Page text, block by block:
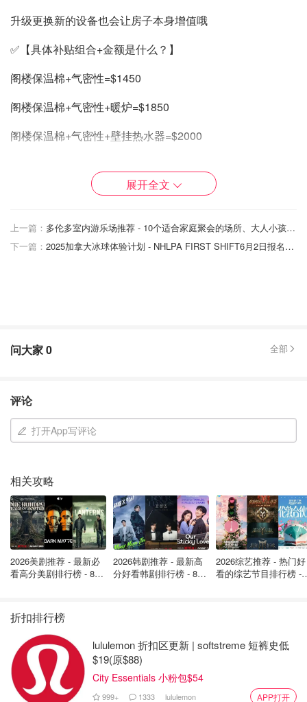
升级更换新的设备也会让房子本身增值哦
✅【具体补贴组合+金额是什么？】
阁楼保温棉+气密性=$1450
阁楼保温棉+气密性+暖炉=$1850
阁楼保温棉+气密性+壁挂热水器=$2000
暖炉+壁挂热水器+气密性=$1500
壁挂热水器+气密性=$1100
热泵补贴也高达$5000刀哦
展开全文
上一篇：
多伦多室内游乐场推荐 - 10个适合家庭聚会的场所、大人小孩都适合！带娃的赶紧收藏！
下一篇：
2025加拿大冰球体验计划 - NHLPA FIRST SHIFT6月2日报名，$299冰球课+全身装备！
问大家0 全部
评论
打开App写评论
相关攻略
2026美剧推荐 - 最新必
看高分美剧排行榜 - 8月
2026韩剧推荐 - 最新高
分好看韩剧排行榜 - 8月
2026综艺推荐 - 热门好
看的综艺节目排行榜 -
折扣排行榜
lululemon 折扣区更新 | softstreme 短裤史低
$19(原$88)
City Essentials 小粉包$54
999+ 1333 lululemon APP打开